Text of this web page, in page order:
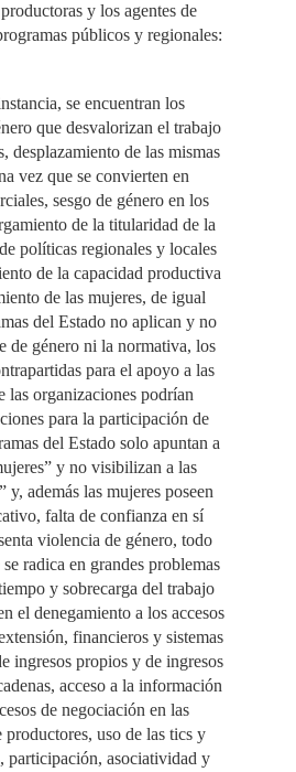
y los agentes de
públicos y regionales:
se encuentran los
que desvalorizan el trabajo
desplazamiento de las mismas
vez que se convierten en
sesgo de género en los
de la titularidad de la
políticas regionales y locales
de la capacidad productiva
de las mujeres, de igual
del Estado no aplican y no
de género ni la normativa, los
para el apoyo a las
las organizaciones podrían
para la participación de
del Estado solo apuntan a
y no visibilizan a las
y, además las mujeres poseen
falta de confianza en sí
violencia de género, todo
radica en grandes problemas
y sobrecarga del trabajo
el denegamiento a los accesos
financieros y sistemas
ingresos propios y de ingresos
acceso a la información
de negociación en las
productores, uso de las tics y
participación, asociatividad y